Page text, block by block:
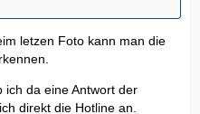
letzen Foto kann man die
ich da eine Antwort der
direkt die Hotline an.